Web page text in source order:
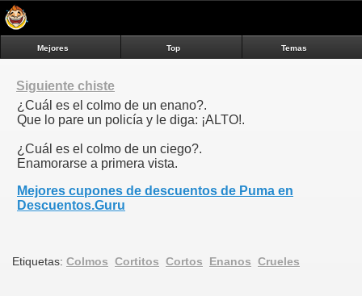
Mejores Top Temas
Siguiente chiste
¿Cuál es el colmo de un enano?.
Que lo pare un policía y le diga: ¡ALTO!.
¿Cuál es el colmo de un ciego?.
Enamorarse a primera vista.
Mejores cupones de descuentos de Puma en
Descuentos.Guru
Etiquetas: Colmos Cortitos Cortos Enanos Crueles